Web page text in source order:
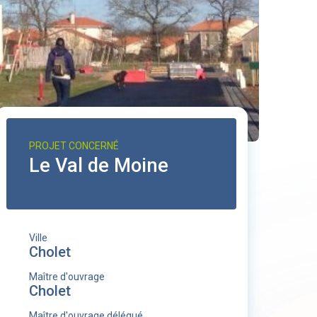
PROJET CONCERNÉ
Le Val de Moine
Ville
Cholet
Maître d'ouvrage
Cholet